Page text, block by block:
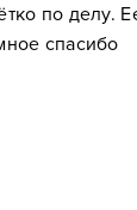
по делу.
спасибо